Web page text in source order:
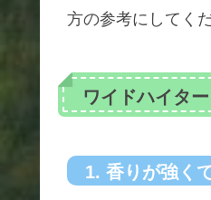
方の参考にしてくだ
ワイドハイタ
1. 香りが強く